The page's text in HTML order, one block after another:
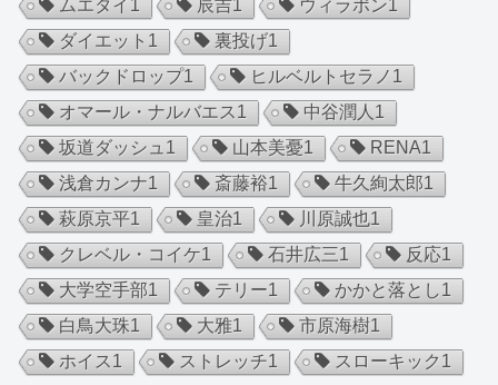
ムエタイ 1 辰吉1 ウィラポン1
ダイエット 1 裏投げ1
バックドロップ1 ヒルベルトセラノ 1
オマール・ナルバエス1 中谷潤人 1
坂道ダッシュ 1 山本美憂1 RENA1
浅倉カンナ1 斎藤裕1 牛久絢太郎1
萩原京平1 皇治1 川原誠也1
クレベル・コイケ1 石井広三1 反応1
大学空手部1 テリー1 かかと落とし1
白鳥大珠1 大雅1 市原海樹1
ホイス1 ストレッチ1 スローキック1